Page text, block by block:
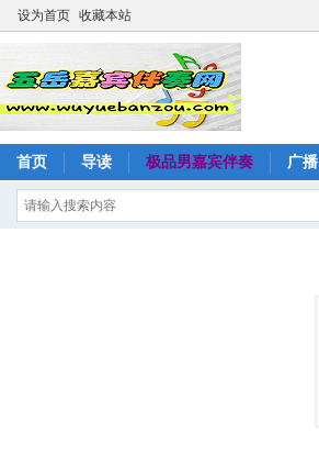
设为首页 收藏本站
首页 导读 极品男嘉宾伴奏 广播